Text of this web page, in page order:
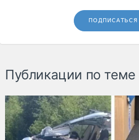
ПОДПИСАТЬСЯ
Публикации по теме